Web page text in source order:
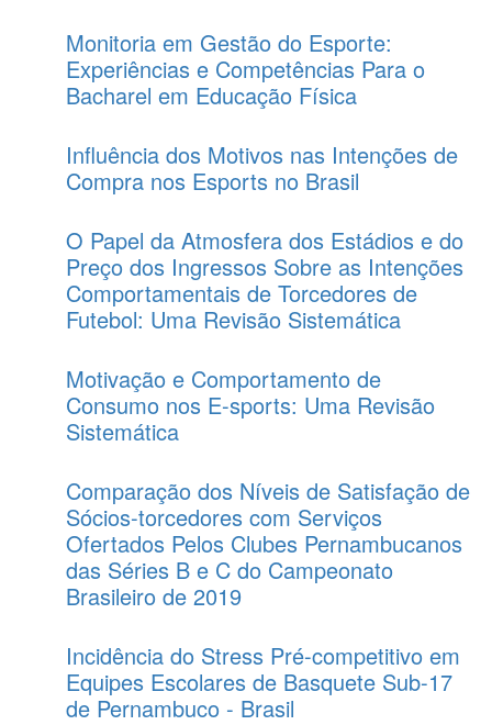
Monitoria em Gestão do Esporte:
Experiências e Competências Para o
Bacharel em Educação Física
Influência dos Motivos nas Intenções de
Compra nos Esports no Brasil
O Papel da Atmosfera dos Estádios e do
Preço dos Ingressos Sobre as Intenções
Comportamentais de Torcedores de
Futebol: Uma Revisão Sistemática
Motivação e Comportamento de
Consumo nos E-sports: Uma Revisão
Sistemática
Comparação dos Níveis de Satisfação de
Sócios-torcedores com Serviços
Ofertados Pelos Clubes Pernambucanos
das Séries B e C do Campeonato
Brasileiro de 2019
Incidência do Stress Pré-competitivo em
Equipes Escolares de Basquete Sub-17
de Pernambuco - Brasil